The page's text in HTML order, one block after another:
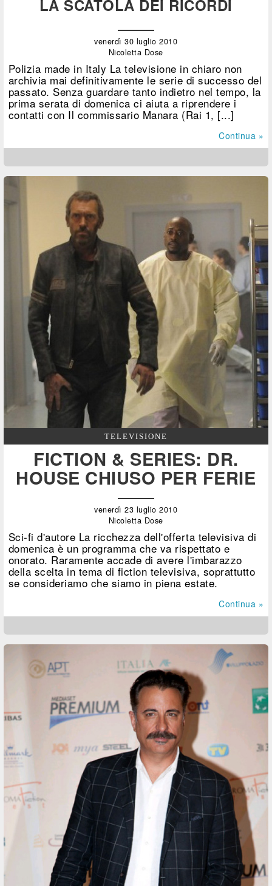
LA SCATOLA DEI RICORDI
venerdì 30 luglio 2010
Nicoletta Dose
Polizia made in Italy La televisione in chiaro non
archivia mai definitivamente le serie di successo del
passato. Senza guardare tanto indietro nel tempo, la
prima serata di domenica ci aiuta a riprendere i
contatti con Il commissario Manara (Rai 1, [...]
Continua »
TELEVISIONE
FICTION & SERIES: DR.
HOUSE CHIUSO PER FERIE
venerdì 23 luglio 2010
Nicoletta Dose
Sci-fi d'autore La ricchezza dell'offerta televisiva di
domenica è un programma che va rispettato e
onorato. Raramente accade di avere l'imbarazzo
della scelta in tema di fiction televisiva, soprattutto
se consideriamo che siamo in piena estate.
Continua »